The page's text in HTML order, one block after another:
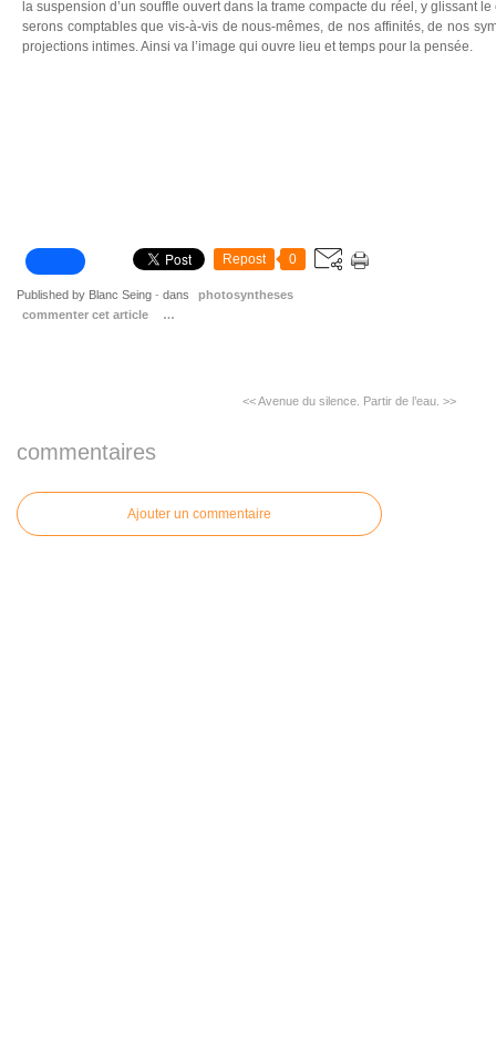
la suspension d’un souffle ouvert dans la trame compacte du réel, y glissant
serons comptables que vis-à-vis de nous-mêmes, de nos affinités, de nos
projections intimes. Ainsi va l’image qui ouvre lieu et temps pour la pensée.
Repost 0
Published by Blanc Seing - dans
photosyntheses
commenter cet article
…
<< Avenue du silence. Partir de l’eau. >>
commentaires
Ajouter un commentaire